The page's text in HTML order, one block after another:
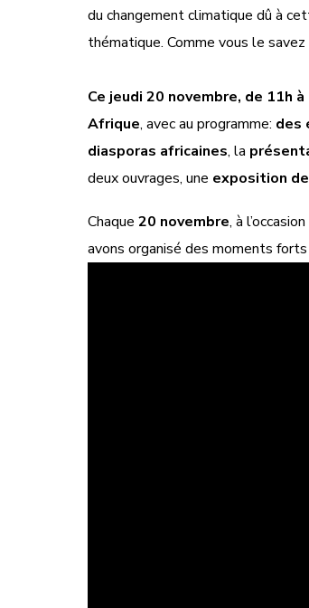
du changement climatique dû à
thématique. Comme vous le
Ce jeudi 20 novembre, de 11h à
Afrique, avec au programme: des
diasporas africaines, la
deux ouvrages, une exposition
Chaque 20 novembre, à
avons organisé des moments